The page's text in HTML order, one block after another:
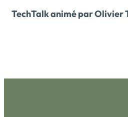
TechTalk animé par Olivier